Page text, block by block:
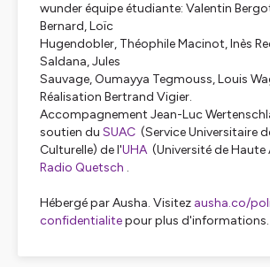
wunder équipe étudiante: Valentin
Bernard, Loïc
Hugendobler, Théophile Macinot, Inès
Saldana, Jules
Sauvage, Oumayya Tegmouss, Louis
Réalisation Bertrand Vigier.
Accompagnement Jean-Luc
soutien du SUAC (Service Universitaire
Culturelle) de l'UHA(Université de Haute
Radio Quetsch .
Hébergé par Ausha. Visitez ausha.co/
confidentialitepour plus d'informations.